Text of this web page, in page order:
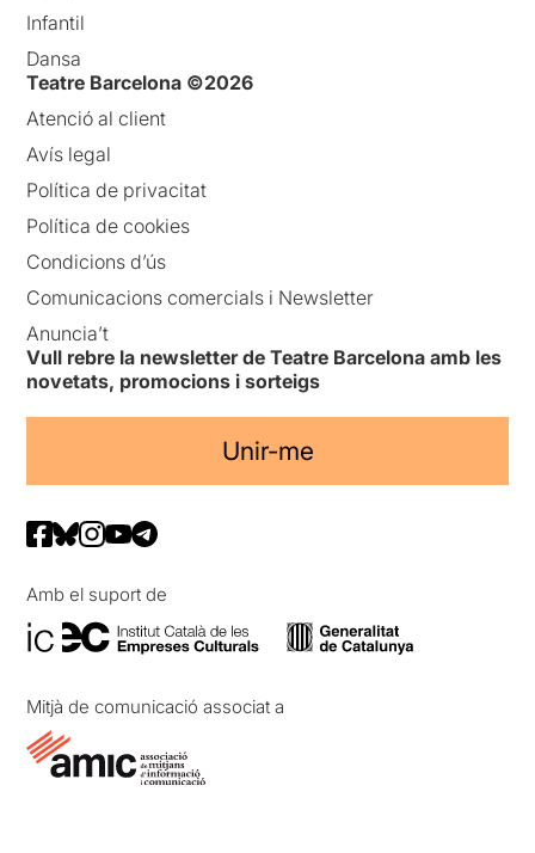
Infantil
Dansa
Teatre Barcelona ©2026
Atenció al client
Avís legal
Política de privacitat
Política de cookies
Condicions d’ús
Comunicacions comercials i Newsletter
Anuncia’t
Vull rebre la newsletter de Teatre Barcelona amb les
novetats, promocions i sorteigs
Unir-me
Amb el suport de
Mitjà de comunicació associat a